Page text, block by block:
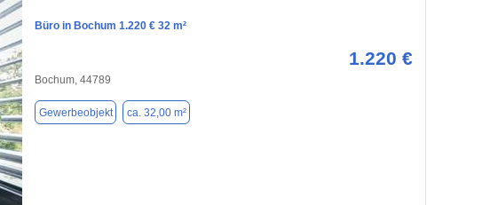
Büro in Bochum 1.220 € 32 m²
1.220 €
Bochum, 44789
Gewerbeobjekt ca. 32,00 m²